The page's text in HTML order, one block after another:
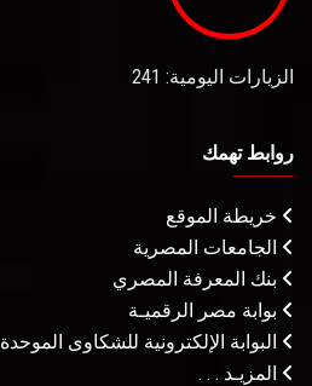
الزيارات اليومية: 241
روابط تهمك
خريطة الموقع
الجامعات المصرية
بنك المعرفة المصري
بوابة مصر الرقميـة
البوابة الإلكترونية للشكاوى الموحدة
المزيـد . . .